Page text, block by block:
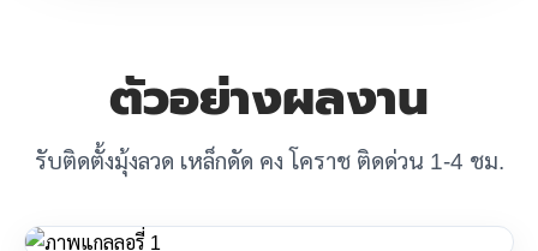
ตัวอย่างผลงาน
รับติดตั้งมุ้งลวด เหล็กดัด คง โคราช ติดด่วน 1-4 ชม.